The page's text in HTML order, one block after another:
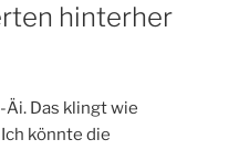
hinterher
Äi. Das klingt wie
könnte die